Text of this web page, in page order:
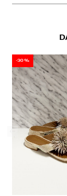
-30%